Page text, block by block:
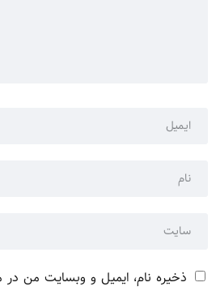
ذخیره نام، ایمیل و وبسایت من در